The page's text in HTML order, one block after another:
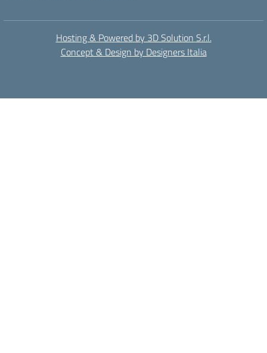
Hosting & Powered by 3D Solution S.r.l.
Concept & Design by Designers Italia